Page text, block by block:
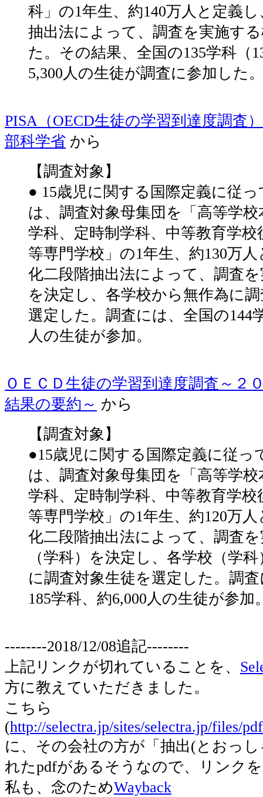
科」の1年生、約140万人と定義
抽出法によって、調査を実施す
た。その結果、全国の135学科（
5,300人の生徒が調査に参加した
PISA（OECD生徒の学習到達度調査
部科学省 から
【調査対象】
● 15歳児に関する国際定義に従
は、調査対象母集団を「高等学
学科、定時制学科、中等教育学校
等専門学校」の1年生、約130万
化二段階抽出法によって、調査
を決定し、各学校から無作為に
選定した。調査には、全国の144
人の生徒が参加。
ＯＥＣＤ生徒の学習到達度調査～２
結果の要約～ から
【調査対象】
●15歳児に関する国際定義に従っ
は、調査対象母集団を「高等学
学科、定時制学科、中等教育学校
等専門学校」の1年生、約120万
化二段階抽出法によって、調査
（学科）を決定し、各学校（学
に調査対象生徒を選定した。調
185学科、約6,000人の生徒が参加
--------2018/12/08追記--------
上記リンクが切れていることを、
方に教えていただきました。
こちら
(http://selectra.jp/sites/selectra.jp/files/
に、その会社の方が「抽出(とおっ
れたpdfがあるそうなので、リンク
私も、念のためWayback